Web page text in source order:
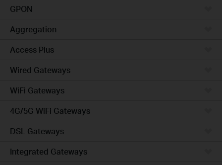
GPON
Aggregation
Access Plus
Wired Gateways
WiFi Gateways
4G/5G WiFi Gateways
DSL Gateways
Integrated Gateways